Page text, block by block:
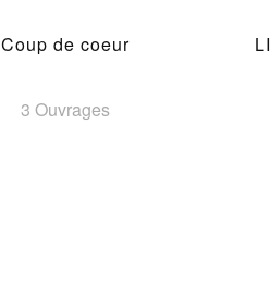
Coup de coeur
3 Ouvrages